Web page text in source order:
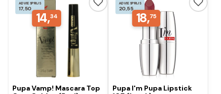
ADVIESPRIJS
17,50
14,34
Pupa Vamp! Mascara Top
ADVIESPRIJS
20,55
18,75
Pupa I'm Pupa Lipstick